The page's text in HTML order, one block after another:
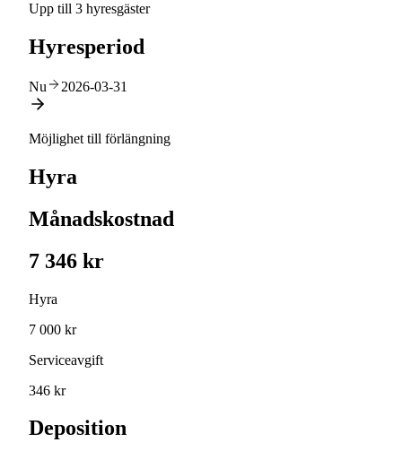
Upp till 3 hyresgäster
Hyresperiod
Nu 2026-03-31
Möjlighet till förlängning
Hyra
Månadskostnad
7 346 kr
Hyra
7 000 kr
Serviceavgift
346 kr
Deposition